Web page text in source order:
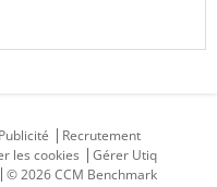
Publicité
Recrutement
les cookies
Gérer Utiq
© 2026 CCM Benchmark